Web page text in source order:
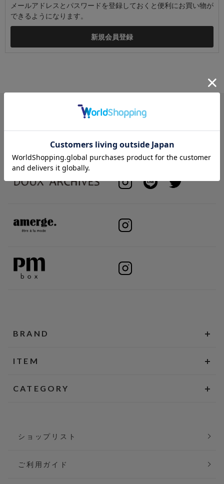
メールアドレスとパスワードを登録しておくと便利にお買い物が
できるようになります。
BRAND
ITEM
CATEGORY
ショップリスト
ご利用ガイド